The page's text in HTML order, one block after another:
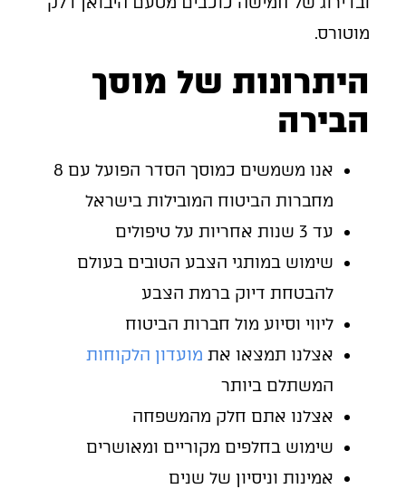
מוטורס.
היתרונות של מוסך
הבירה
אנו משמשים כמוסך הסדר הפועל עם 8
מחברות הביטוח המובילות בישראל
עד 3 שנות אחריות על טיפולים
שימוש במותגי הצבע הטובים בעולם
להבטחת דיוק ברמת הצבע
ליווי וסיוע מול חברות הביטוח
אצלנו תמצאו את מועדון הלקוחות
המשתלם ביותר
אצלנו אתם חלק מהמשפחה
שימוש בחלפים מקוריים ומאושרים
אמינות וניסיון של שנים